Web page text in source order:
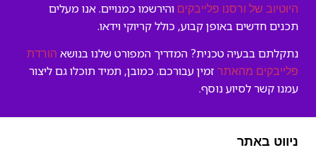
היוטיוב של ורסנו פלייבקים והירשמו כמנויים. אנו מעלים
תכנים חדשים באופן קבוע, כולל קריוקי וידאו.
נתקלתם בבעיה טכנית? המדריך המפורט שלנו בנושא הורדת
פלייבקים מהאתר זמין עבורכם. כמובן, תמיד תוכלו גם ליצור
עמנו קשר לסיוע נוסף.
ניווט באתר